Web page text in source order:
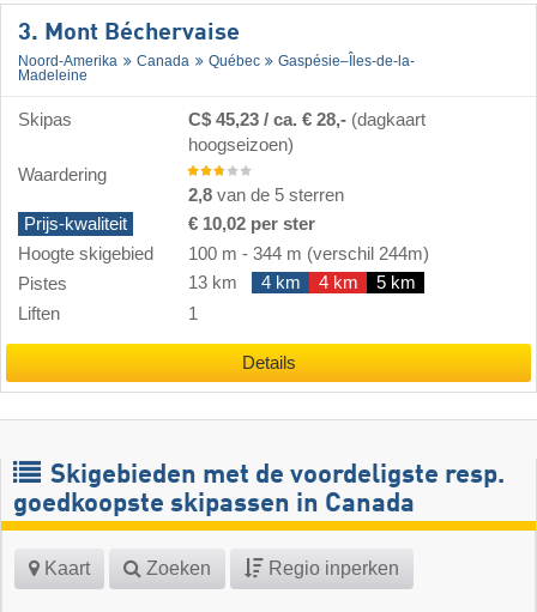
3. Mont Béchervaise
Noord-Amerika Canada Québec
Gaspésie–Îles-de-la-
Madeleine
Skipas C$ 45,23 / ca. € 28,- (dagkaart
hoogseizoen)
Waardering
2,8 van de 5 sterren
Prijs-kwaliteit
€ 10,02 per ster
Hoogte skigebied
100 m - 344 m (verschil 244m)
Pistes
13 km 4 km 4 km
5 km
Liften
1
Details
Skigebieden met de voordeligste resp.
goedkoopste skipassen in Canada
Kaart Zoeken Regio inperken